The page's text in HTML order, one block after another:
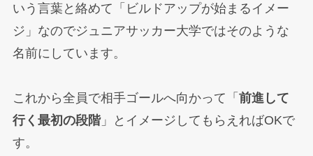
いう言葉と絡めて「ビルドアップが始まるイメー
ジ」なのでジュニアサッカー大学ではそのような
名前にしています。
これから全員で相手ゴールへ向かって「 前進して
行く最初の段階」とイメージしてもらえればOKで
す。